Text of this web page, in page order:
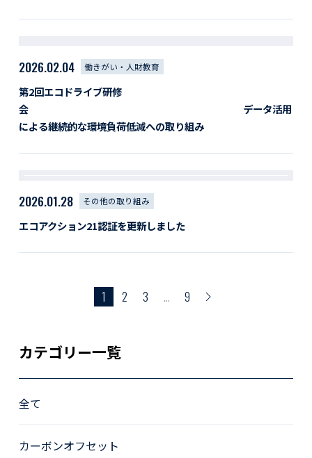
2026.02.04 働きがい・人財教育
第2回エコドライブ研修
会 データ活用
による継続的な環境負荷低減への取り組み
2026.01.28 その他の取り組み
エコアクション21認証を更新しました
1 2 3 … 9
カテゴリー一覧
全て
カーボンオフセット